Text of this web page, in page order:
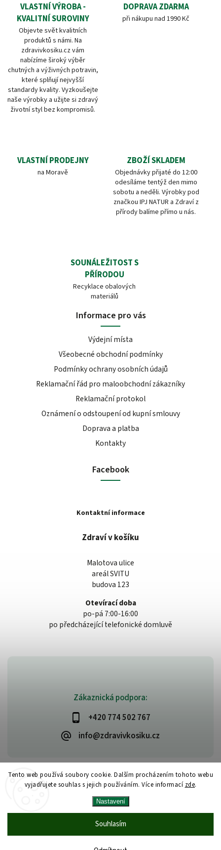
Tento web používá soubory cookie. Dalším procházením tohoto webu
vyjadřujete souhlas s jejich používáním. Více informací zde.
Nastavení
Souhlasím
VLASTNÍ VÝROBA -
KVALITNÍ SUROVINY
Objevte svět kvalitních
produktů s námi. Na
zdravivkosiku.cz vám
nabízíme široký výběr
chutných a výživných potravin,
které splňují nejvyšší
standardy kvality. Vyzkoušejte
naše výrobky a užijte si zdravý
životní styl bez kompromisů.
DOPRAVA ZDARMA
při nákupu nad 1990 Kč
VLASTNÍ PRODEJNY
na Moravě
ZBOŽÍ SKLADEM
Objednávky přijaté do 12:00
odesíláme tentýž den mimo
sobotu a neděli. Výrobky pod
značkou IPJ NATUR a Zdraví z
přírody balíme přímo u nás.
SOUNÁLEŽITOST S
PŘÍRODOU
Recyklace obalových
materiálů
Zákaznická podpora:
+420 774 502 767
info@zdravivkosiku.cz
Informace pro vás
Výdejní místa
Všeobecné obchodní podmínky
Podmínky ochrany osobních údajů
Reklamační řád pro maloobchodní zákazníky
Reklamační protokol
Oznámení o odstoupení od kupní smlouvy
Doprava a platba
Kontakty
Facebook
Kontaktní informace
Zdraví v košíku
Malotova ulice
areál SVITU
budova 123
Otevírací doba
po-pá 7:00-16:00
po předcházející telefonické domluvě
www.zdravivkosiku.cz
Upravit nastavení cookies
VytvořilShoptet | Design